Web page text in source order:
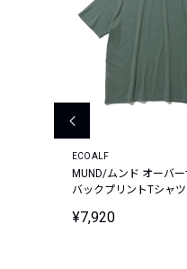
ECOALF
MUND/ムンド オーバ
バックプリントTシャツ
¥7,920